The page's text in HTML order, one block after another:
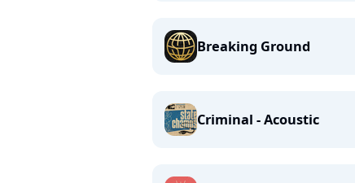
Breaking Ground
Criminal - Acoustic